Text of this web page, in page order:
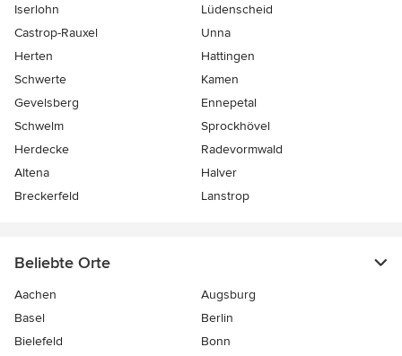
Iserlohn
Lüdenscheid
Castrop-Rauxel
Unna
Herten
Hattingen
Schwerte
Kamen
Gevelsberg
Ennepetal
Schwelm
Sprockhövel
Herdecke
Radevormwald
Altena
Halver
Breckerfeld
Lanstrop
Beliebte Orte
Aachen
Augsburg
Basel
Berlin
Bielefeld
Bonn